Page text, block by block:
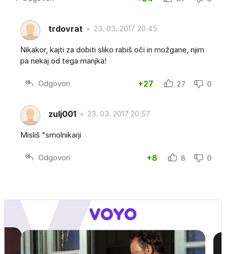
trdovrat 23. 03. 2017 20.45
Nikakor, kajti za dobiti sliko rabiš oči in možgane, njim
pa nekaj od tega manjka!
Odgovori +27 27 0
zulj001 23. 03. 2017 20.57
Misliš "smolnikarji
Odgovori +8 8 0